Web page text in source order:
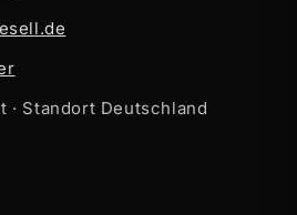
· Standort Deutschland